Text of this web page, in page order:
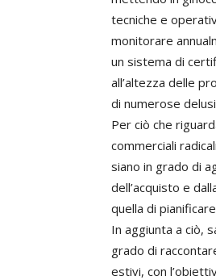
tecniche e
monitorare
un sistema di
all’altezza delle
di numerose
Per ciò che
commerciali
siano in grado di
dell’acquisto e
quella di
In aggiunta a ciò,
grado di
estivi, con